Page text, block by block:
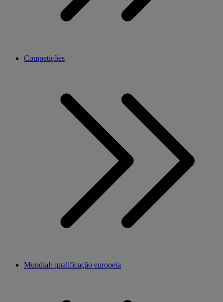
Competições
Mundial: qualificação europeia